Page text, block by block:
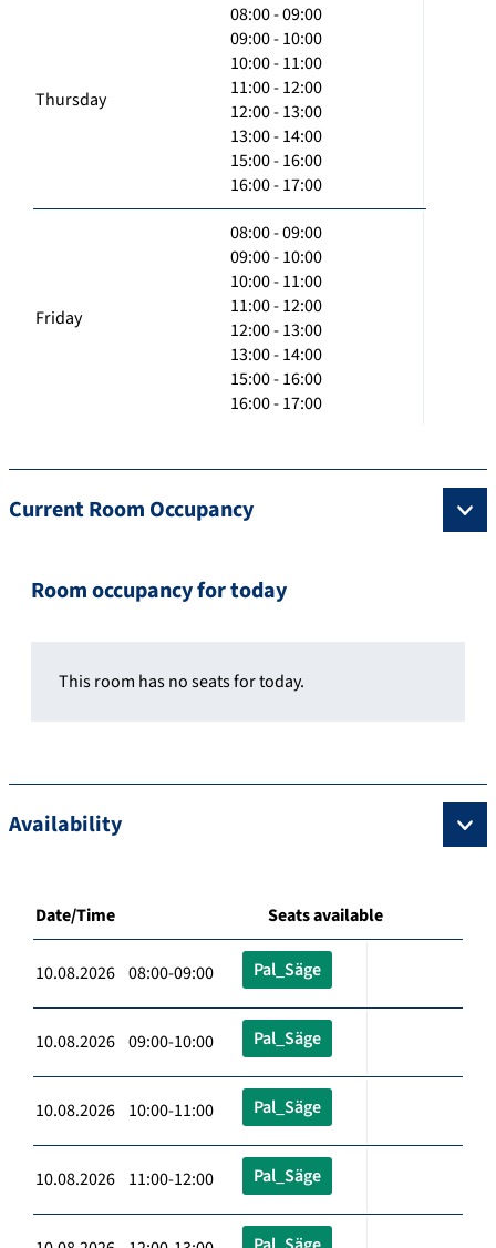
Thursday
08:00 - 09:00
09:00 - 10:00
10:00 - 11:00
11:00 - 12:00
12:00 - 13:00
13:00 - 14:00
15:00 - 16:00
16:00 - 17:00
Friday
08:00 - 09:00
09:00 - 10:00
10:00 - 11:00
11:00 - 12:00
12:00 - 13:00
13:00 - 14:00
15:00 - 16:00
16:00 - 17:00
Current Room Occupancy
Room occupancy for today
This room has no seats for today.
Availability
Date/Time Seats available
10.08.2026 08:00-09:00 Pal_Säge
10.08.2026 09:00-10:00 Pal_Säge
10.08.2026 10:00-11:00 Pal_Säge
10.08.2026 11:00-12:00 Pal_Säge